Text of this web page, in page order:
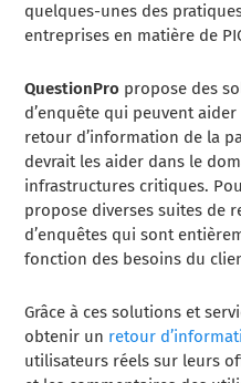
quelques-unes des
entreprises en matière de
QuestionPro propose des
d’enquête qui peuvent
retour d’information de la
devrait les aider dans le
infrastructures critiques.
propose diverses suites de
d’enquêtes qui sont
fonction des besoins du
Grâce à ces solutions et
obtenir un retour
utilisateurs réels sur leurs